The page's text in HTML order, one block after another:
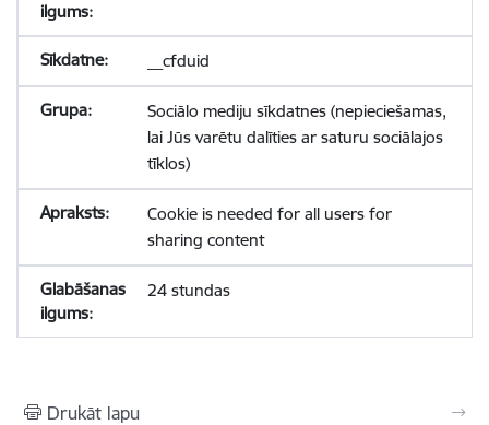
__cfduid
Sociālo mediju sīkdatnes (nepieciešamas,
lai Jūs varētu dalīties ar saturu sociālajos
tīklos)
Cookie is needed for all users for
sharing content
24 stundas
Drukāt lapu